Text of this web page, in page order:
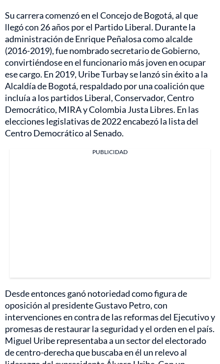
Su carrera comenzó en el Concejo de Bogotá, al que
llegó con 26 años por el Partido Liberal. Durante la
administración de Enrique Peñalosa como alcalde
(2016-2019), fue nombrado secretario de Gobierno,
convirtiéndose en el funcionario más joven en ocupar
ese cargo. En 2019, Uribe Turbay se lanzó sin éxito a la
Alcaldía de Bogotá, respaldado por una coalición que
incluía a los partidos Liberal, Conservador, Centro
Democrático, MIRA y Colombia Justa Libres. En las
elecciones legislativas de 2022 encabezó la lista del
Centro Democrático al Senado.
PUBLICIDAD
Desde entonces ganó notoriedad como figura de
oposición al presidente Gustavo Petro, con
intervenciones en contra de las reformas del Ejecutivo y
promesas de restaurar la seguridad y el orden en el país.
Miguel Uribe representaba a un sector del electorado
de centro-derecha que buscaba en él un relevo al